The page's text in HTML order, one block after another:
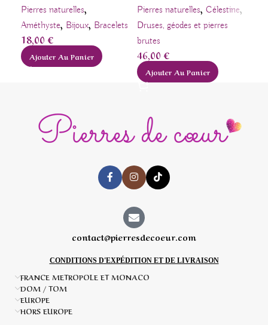
Pierres naturelles,
Améthyste, Bijoux, Bracelets
18,00€
Ajouter Au Panier
Pierres naturelles, Célestine,
Druses, géodes et pierres
brutes
46,00€
Ajouter Au Panier
contact@pierresdecoeur.com
CONDITIONS D'EXPÉDITION ET DE LIVRAISON
FRANCE METROPOLE ET MONACO
DOM / TOM
EUROPE
HORS EUROPE